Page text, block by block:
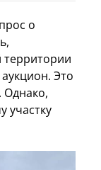
о
Это
Однако,
участку